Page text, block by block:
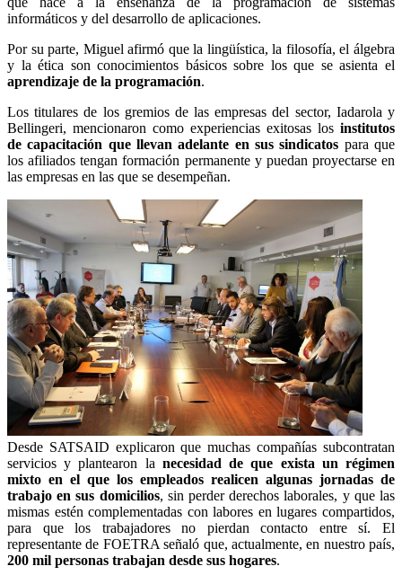
informáticos y del desarrollo de aplicaciones.
Por su parte, Miguel afirmó que la lingüística, la filosofía, el álgebra
y la ética son conocimientos básicos sobre los que se asienta el
aprendizaje de la programación.
Los titulares de los gremios de las empresas del sector, Iadarola y
Bellingeri, mencionaron como experiencias exitosas los institutos
de capacitación que llevan adelante en sus sindicatos para que
los afiliados tengan formación permanente y puedan proyectarse en
las empresas en las que se desempeñan.
Desde SATSAID explicaron que muchas compañías subcontratan
servicios y plantearon la necesidad de que exista un régimen
mixto en el que los empleados realicen algunas jornadas de
trabajo en sus domicilios, sin perder derechos laborales, y que las
mismas estén complementadas con labores en lugares compartidos,
para que los trabajadores no pierdan contacto entre sí. El
representante de FOETRA señaló que, actualmente, en nuestro país,
200 mil personas trabajan desde sus hogares.